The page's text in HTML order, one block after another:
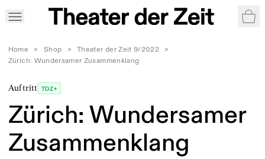
Home > Shop > Theater der Zeit 9/2022
>
Zürich: Wundersamer Zusammenklang
Auftritt TDZ+
Zürich: Wundersamer
Zusammenklang